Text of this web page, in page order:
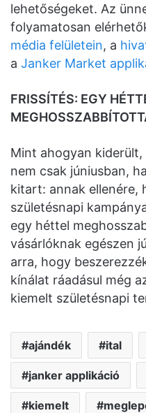
lehetőségeket. Az
folyamatosan
média felületein, a
a Janker Market
FRISSÍTÉS: EGY
Mint ahogyan
nem csak júniusban,
kitart: annak ellenére,
születésnapi
egy héttel
vásárlóknak egészen
arra, hogy
kínálat ráadásul még
kiemelt születésnapi
ajándék ital
janker applikáció
kiemelt